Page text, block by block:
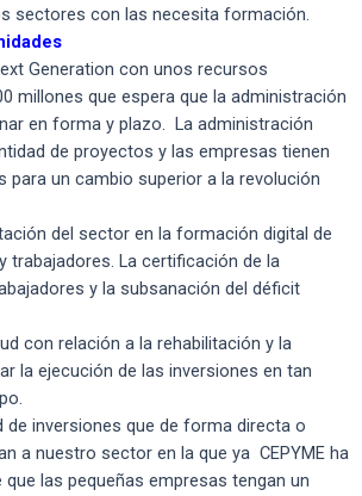
sectores con las necesita formación.
Generation con unos recursos
millones que espera que la administración
en forma y plazo. La administración
de proyectos y las empresas tienen
para un cambio superior a la revolución
del sector en la formación digital de
trabajadores. La certificación de la
y la subsanación del déficit
con relación a la rehabilitación y la
la ejecución de las inversiones en tan
de inversiones que de forma directa o
a nuestro sector en la que ya CEPYME ha
las pequeñas empresas tengan un